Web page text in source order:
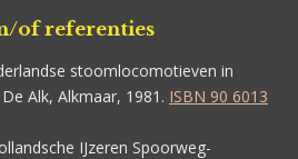
of referenties
stoomlocomotieven in
Alk, Alkmaar, 1981. ISBN 90 6013
IJzeren Spoorweg-